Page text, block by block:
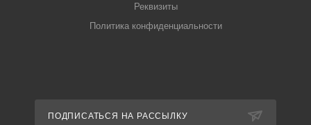
Реквизиты
Политика конфиденциальности
ПОДПИСАТЬСЯ НА РАССЫЛКУ